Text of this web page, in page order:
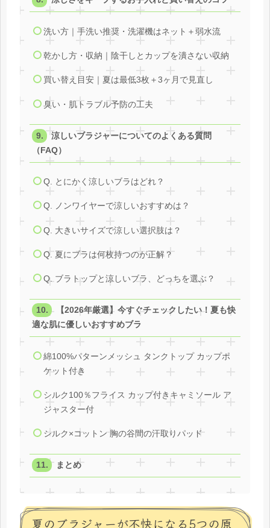
洗い方｜手洗い推奨・洗濯機はネット＋弱水流
乾かし方・収納｜陰干しとカップを潰さない収納
買い替え目安｜夏は最低3枚＋3ヶ月で見直し
臭い・肌トラブル予防の工夫
涼しいブラジャーについてのよくある質問
（FAQ）
Q. とにかく涼しいブラはどれ？
Q. ノンワイヤーで涼しいおすすめは？
Q. 大きいサイズで涼しい選択肢は？
Q. 夏にブラは何枚持つのが正解？
Q. ブラトップと涼しいブラ、どっちを選ぶ？
【2026年厳選】今すぐチェックしたい！夏も快
適な肌に優しいおすすめブラ
綿100%パターンメッシュ タンクトップ カップポ
ケット付き
シルク100％フライス カップ付きキャミソール ア
ジャスター付
シルク×コットン 胸の谷間の汗取りパッド
まとめ
夏のブラジャーが不快になる5つの原